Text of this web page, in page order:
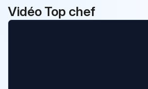
?
Vidéo Top chef